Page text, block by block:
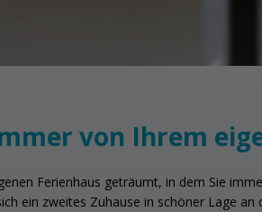
von Ihrem
Ferienhaus geträumt, in dem Sie
ein zweites Zuhause in schöner Lage